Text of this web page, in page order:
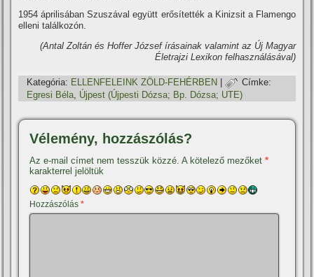
1954 áprilisában Szuszával együtt erősí­tették a Kinizsit a Flamengo
elleni találkozón.
(Antal Zoltán és Hoffer József í­rásainak valamint az Új Magyar
Életrajzi Lexikon felhasználásával)
Kategória: ELLENFELEINK ZÖLD-FEHÉRBEN |
Címke:
Egresi Béla, Újpest (Újpesti Dózsa; Bp. Dózsa; UTE)
Vélemény, hozzászólás?
Az e-mail címet nem tesszük közzé. A kötelező mezőket*
karakterrel jelöltük
Hozzászólás*